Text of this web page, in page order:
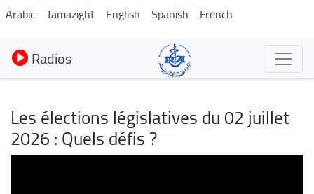
Aller
au
contenu
principal
Arabic Tamazight English Spanish French
Radios
Les élections législatives du 02 juillet
2026 : Quels défis ?